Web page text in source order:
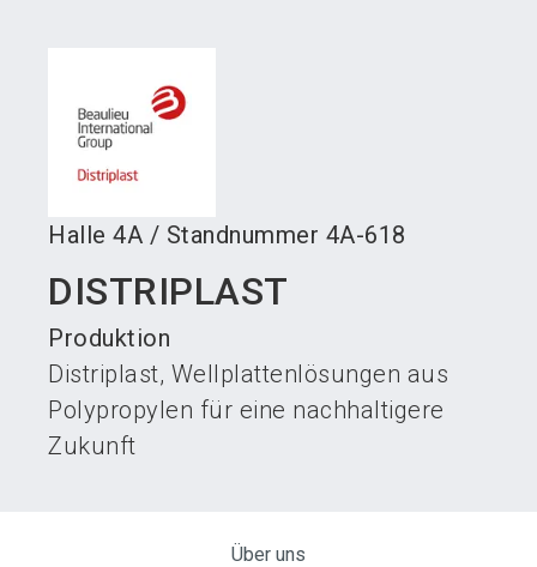
Halle 4A / Standnummer 4A-618
DISTRIPLAST
Produktion
Distriplast, Wellplattenlösungen aus
Polypropylen für eine nachhaltigere
Zukunft
Über uns